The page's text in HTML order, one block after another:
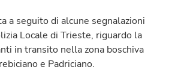
a seguito di alcune segnalazioni
Locale di Trieste, riguardo la
in transito nella zona boschiva
e Padriciano.